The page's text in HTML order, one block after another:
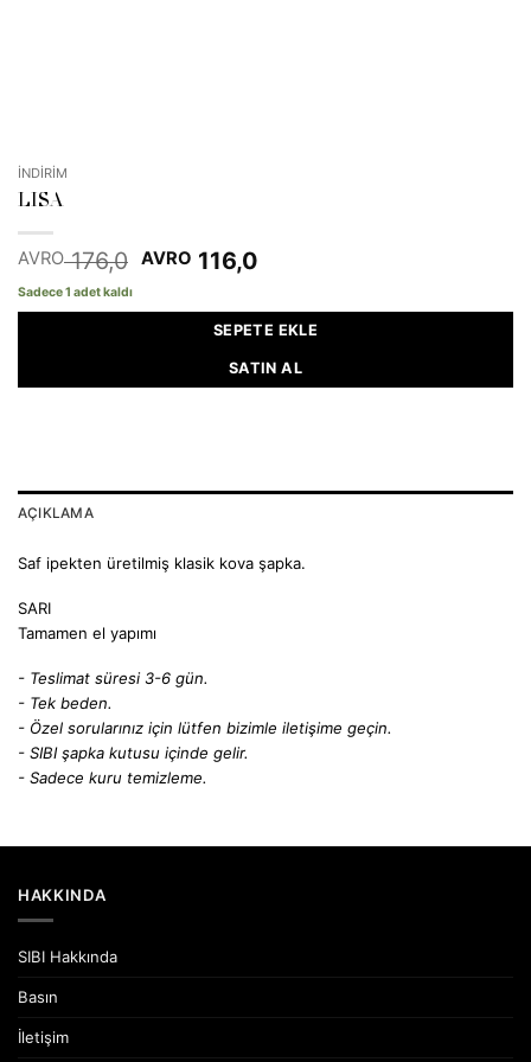
İNDİRİM
LISA
AVRO176,0 Orijinal
AVRO 116,0Şu
EUR 116,0.
Sadece 1 adet kaldı
SEPETE EKLE
SATIN AL
AÇIKLAMA
Saf ipekten üretilmiş klasik kova şapka.
SARI
Tamamen el yapımı
- Teslimat süresi 3-6 gün.
- Tek beden.
- Özel sorularınız için lütfen bizimle iletişime geçin.
- SIBI şapka kutusu içinde gelir.
- Sadece kuru temizleme.
HAKKINDA
SIBI Hakkında
Basın
İletişim